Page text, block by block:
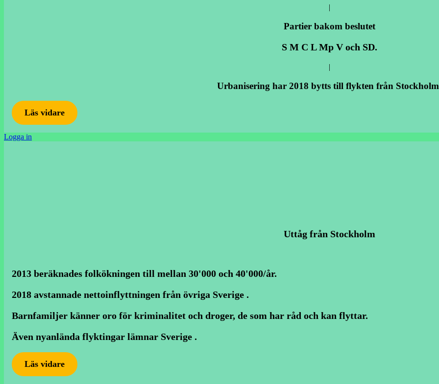
|
Partier bakom beslutet
S M C L Mp V och SD.
|
Urbanisering har 2018 bytts till flykten från
Läs vidare
Logga in
Uttåg från Stockholm
2013 beräknades folkökningen till mellan 30'000 och 40'000/år.
2018 avstannade nettoinflyttningen från övriga Sverige .
Barnfamiljer känner oro för kriminalitet och droger, de som har råd och kan flyttar.
Även nyanlända flyktingar lämnar Sverige .
Läs vidare